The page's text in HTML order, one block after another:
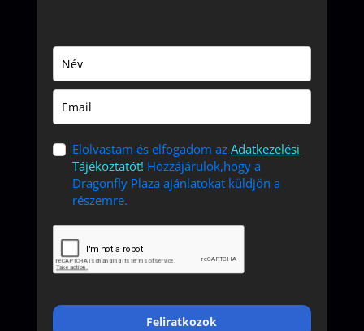
Elolvastam és elfogadom az Adatkezelési
Tájékoztatót! Hozzájárulok,hogy a
Dragonfly Plaza ajánlatokat küldjön a
részemre.
Feliratkozok